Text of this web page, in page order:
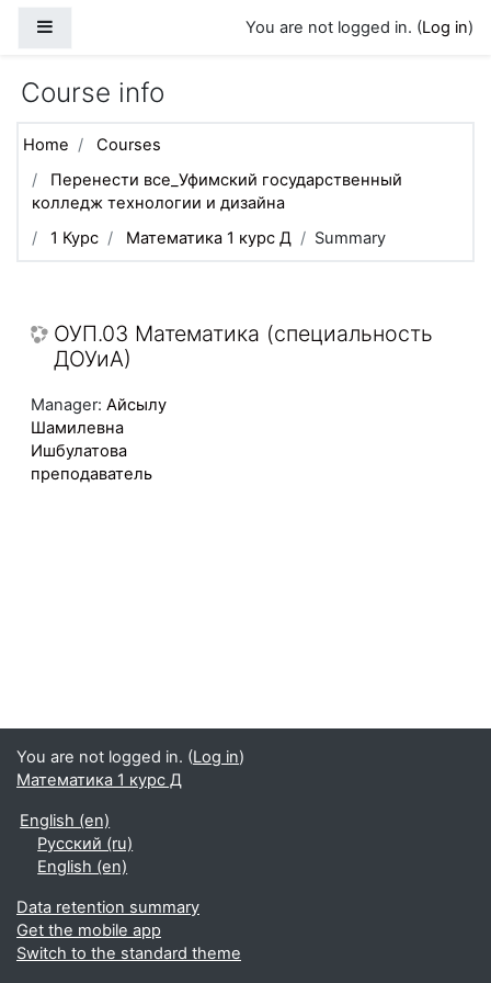
You are not logged in. (Log in)
Course info
Home
Courses
Перенести все_Уфимский государственный
колледж технологии и дизайна
1 Курс
Математика 1 курс Д Summary
ОУП.03 Математика (специальность
ДОУиА)
Manager: Айсылу
Шамилевна
Ишбулатова
преподаватель
You are not logged in. (Log in)
Математика 1 курс Д
English ‎(en)‎
Русский ‎(ru)‎
English ‎(en)‎
Data retention summary
Get the mobile app
Switch to the standard theme